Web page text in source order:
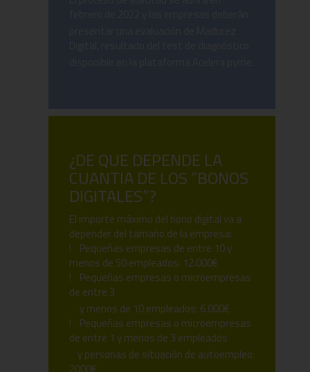
¿DE QUE DEPENDE LA
CUANTIA DE LOS “BONOS
DIGITALES”?
El importe máximo del bono digital va a
depender del tamaño de la empresa:
! Pequeñas empresas de entre 10 y
menos de 50 empleados: 12.000€
! Pequeñas empresas o microempresas
de entre 3
y menos de 10 empleados: 6.000€
! Pequeñas empresas o microempresas
de entre 1 y menos de 3 empleados
y personas de situación de autoempleo: